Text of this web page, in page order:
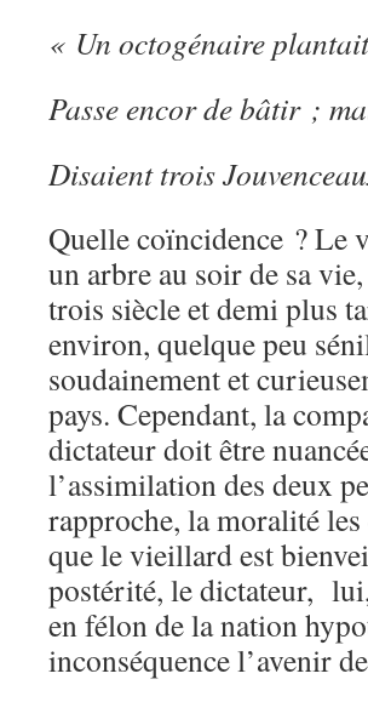
« Un octogénaire
Passe encor de bâtir ;
Disaient trois
Quelle coïncidence ? Le
un arbre au soir de sa
trois siècle et demi plus
environ, quelque peu
soudainement et
pays. Cependant, la
dictateur doit être
l’assimilation des deux
rapproche, la moralité
que le vieillard est
postérité, le dictateur,
en félon de la nation
inconséquence l’avenir